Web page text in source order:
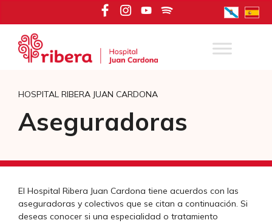
contenido
HOSPITAL RIBERA JUAN CARDONA
Aseguradoras
El Hospital Ribera Juan Cardona tiene acuerdos con las
aseguradoras y colectivos que se citan a continuación. Si
deseas conocer si una especialidad o tratamiento